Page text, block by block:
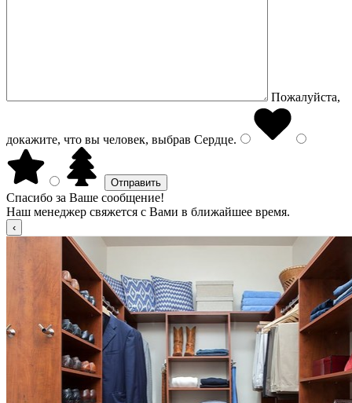
Пожалуйста,
докажите, что вы человек, выбрав Сердце.
Спасибо за Ваше сообщение!
Наш менеджер свяжется с Вами в ближайшее время.